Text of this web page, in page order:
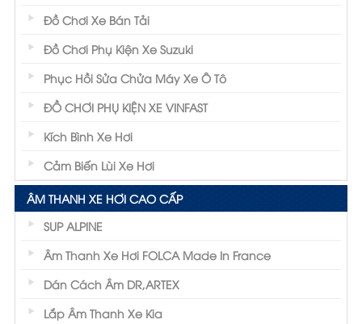
Đồ Chơi Xe Bán Tải
Đồ Chơi Phụ Kiện Xe Suzuki
Phục Hồi Sửa Chửa Máy Xe Ô Tô
ĐỒ CHƠI PHỤ KIỆN XE VINFAST
Kích Bình Xe Hơi
Cảm Biến Lùi Xe Hơi
ÂM THANH XE HƠI CAO CẤP
SUP ALPINE
Âm Thanh Xe Hơi FOLCA Made In France
Dán Cách Âm DR,ARTEX
Lắp Âm Thanh Xe Kia